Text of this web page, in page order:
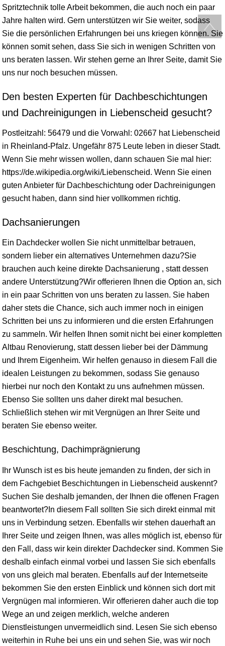
Spritztechnik tolle Arbeit bekommen, die auch noch ein paar
Jahre halten wird. Gern unterstützen wir Sie weiter, sodass
Sie die persönlichen Erfahrungen bei uns kriegen können. Sie
können somit sehen, dass Sie sich in wenigen Schritten von
uns beraten lassen. Wir stehen gerne an Ihrer Seite, damit Sie
uns nur noch besuchen müssen.
Den besten Experten für Dachbeschichtungen
und Dachreinigungen in Liebenscheid gesucht?
Postleitzahl: 56479 und die Vorwahl: 02667 hat Liebenscheid
in Rheinland-Pfalz. Ungefähr 875 Leute leben in dieser Stadt.
Wenn Sie mehr wissen wollen, dann schauen Sie mal hier:
https://de.wikipedia.org/wiki/Liebenscheid. Wenn Sie einen
guten Anbieter für Dachbeschichtung oder Dachreinigungen
gesucht haben, dann sind hier vollkommen richtig.
Dachsanierungen
Ein Dachdecker wollen Sie nicht unmittelbar betrauen,
sondern lieber ein alternatives Unternehmen dazu?Sie
brauchen auch keine direkte Dachsanierung , statt dessen
andere Unterstützung?Wir offerieren Ihnen die Option an, sich
in ein paar Schritten von uns beraten zu lassen. Sie haben
daher stets die Chance, sich auch immer noch in einigen
Schritten bei uns zu informieren und die ersten Erfahrungen
zu sammeln. Wir helfen Ihnen somit nicht bei einer kompletten
Altbau Renovierung, statt dessen lieber bei der Dämmung
und Ihrem Eigenheim. Wir helfen genauso in diesem Fall die
idealen Leistungen zu bekommen, sodass Sie genauso
hierbei nur noch den Kontakt zu uns aufnehmen müssen.
Ebenso Sie sollten uns daher direkt mal besuchen.
Schließlich stehen wir mit Vergnügen an Ihrer Seite und
beraten Sie ebenso weiter.
Beschichtung, Dachimprägnierung
Ihr Wunsch ist es bis heute jemanden zu finden, der sich in
dem Fachgebiet Beschichtungen in Liebenscheid auskennt?
Suchen Sie deshalb jemanden, der Ihnen die offenen Fragen
beantwortet?In diesem Fall sollten Sie sich direkt einmal mit
uns in Verbindung setzen. Ebenfalls wir stehen dauerhaft an
Ihrer Seite und zeigen Ihnen, was alles möglich ist, ebenso für
den Fall, dass wir kein direkter Dachdecker sind. Kommen Sie
deshalb einfach einmal vorbei und lassen Sie sich ebenfalls
von uns gleich mal beraten. Ebenfalls auf der Internetseite
bekommen Sie den ersten Einblick und können sich dort mit
Vergnügen mal informieren. Wir offerieren daher auch die top
Wege an und zeigen merklich, welche anderen
Dienstleistungen unvermeidlich sind. Lesen Sie sich ebenso
weiterhin in Ruhe bei uns ein und sehen Sie, was wir noch